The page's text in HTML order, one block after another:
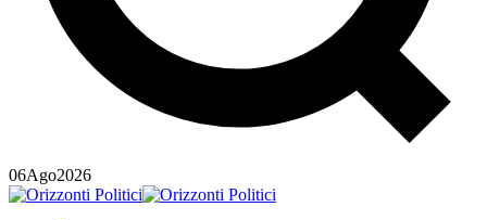
06Ago2026